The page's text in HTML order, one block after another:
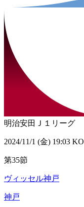
明治安田Ｊ１リーグ
2024/11/1 (金) 19:03 KO
第35節
ヴィッセル神戸
神戸